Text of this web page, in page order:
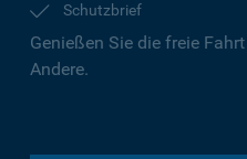
Schutzbrief
Genießen Sie die freie
Andere.